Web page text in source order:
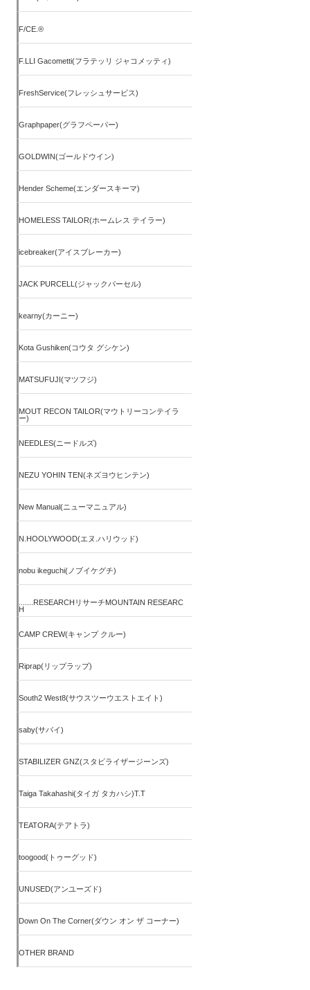
F/CE.®
F.LLI Gacometti(フラテッリ ジャコメッティ)
FreshService(フレッシュサービス)
Graphpaper(グラフペーパー)
GOLDWIN(ゴールドウイン)
Hender Scheme(エンダースキーマ)
HOMELESS TAILOR(ホームレス テイラー)
icebreaker(アイスブレーカー)
JACK PURCELL(ジャックパーセル)
kearny(カーニー)
Kota Gushiken(コウタ グシケン)
MATSUFUJI(マツフジ)
MOUT RECON TAILOR(マウトリーコンテイラ
ー)
NEEDLES(ニードルズ)
NEZU YOHIN TEN(ネズヨウヒンテン)
New Manual(ニューマニュアル)
N.HOOLYWOOD(エヌ.ハリウッド)
nobu ikeguchi(ノブイケグチ)
.......RESEARCHリサーチMOUNTAIN RESEARC
H
CAMP CREW(キャンプ クルー)
Riprap(リップラップ)
South2 West8(サウスツーウエストエイト)
saby(サバイ)
STABILIZER GNZ(スタビライザージーンズ)
Taiga Takahashi(タイガ タカハシ)T.T
TEATORA(テアトラ)
toogood(トゥーグッド)
UNUSED(アンユーズド)
Down On The Corner(ダウン オン ザ コーナー)
OTHER BRAND